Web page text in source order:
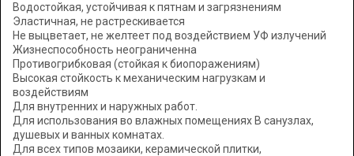
Водостойкая, устойчивая к пятнам и загрязнениям
Эластичная, не растрескивается
Не выцветает, не желтеет под воздействием УФ излучений
Жизнеспособность неограниченна
Противогрибковая (стойкая к биопоражениям)
Высокая стойкость к механическим нагрузкам и
воздействиям
Для внутренних и наружных работ.
Для использования во влажных помещениях В санузлах,
душевых и ванных комнатах.
Для всех типов мозаики, керамической плитки,